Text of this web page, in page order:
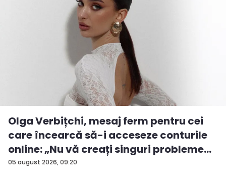
05 august 2026, 09:20
Olga Verbițchi, mesaj ferm pentru cei
care încearcă să-i acceseze conturile
online: „Nu vă creați singuri probleme...